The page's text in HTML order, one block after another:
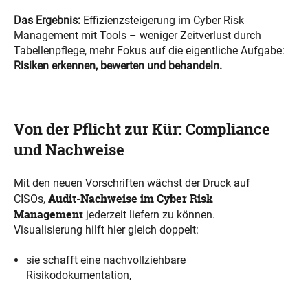
Das Ergebnis: Effizienzsteigerung im Cyber Risk
Management mit Tools – weniger Zeitverlust durch
Tabellenpflege, mehr Fokus auf die eigentliche Aufgabe:
Risiken erkennen, bewerten und behandeln.
Von der Pflicht zur Kür: Compliance
und Nachweise
Mit den neuen Vorschriften wächst der Druck auf
CISOs, Audit-Nachweise im Cyber Risk
Management jederzeit liefern zu können.
Visualisierung hilft hier gleich doppelt:
sie schafft eine nachvollziehbare
Risikodokumentation,